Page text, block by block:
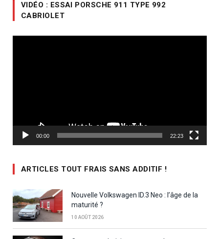
VIDÉO : ESSAI PORSCHE 911 TYPE 992
CABRIOLET
00:00 22:23
ARTICLES TOUT FRAIS SANS ADDITIF !
Nouvelle Volkswagen ID.3 Neo : l’âge de la
maturité ?
10 AOÛT 2026